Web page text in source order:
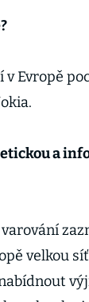
Evropě
a
velkou